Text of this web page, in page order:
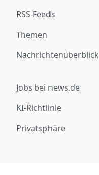
RSS-Feeds
Themen
Nachrichtenüberblick
Jobs bei news.de
KI-Richtlinie
Privatsphäre